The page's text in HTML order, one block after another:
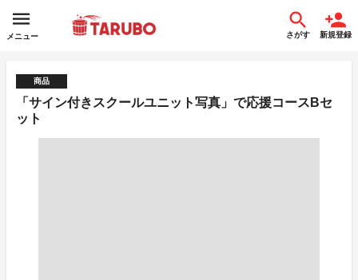
メニュー さがす 新規登録
商品
「サイン付きスクールユニット写真」で応援コースBセ
ット